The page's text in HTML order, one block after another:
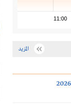
11:00
المزيد